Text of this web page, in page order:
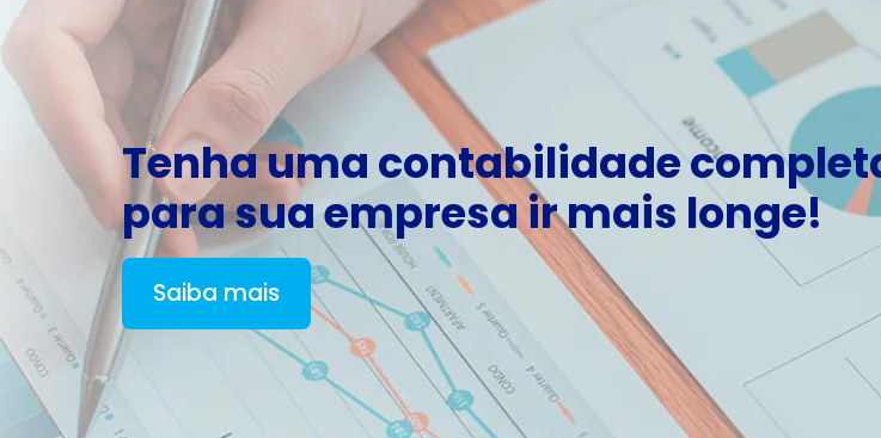
Tenha uma contabilidade
para sua empresa ir mais longe!
Saiba mais